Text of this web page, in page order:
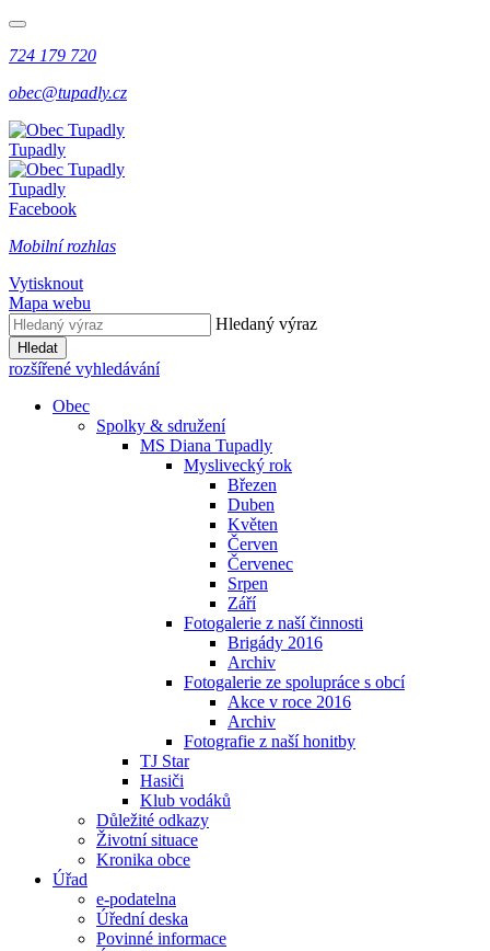
724 179 720
obec@tupadly.cz
Tupadly
Tupadly
Facebook
Mobilní rozhlas
Vytisknout
Mapa webu
Hledaný výraz
Hledat
rozšířené vyhledávání
Obec
Spolky & sdružení
MS Diana Tupadly
Myslivecký rok
Březen
Duben
Květen
Červen
Červenec
Srpen
Září
Fotogalerie z naší činnosti
Brigády 2016
Archiv
Fotogalerie ze spolupráce s obcí
Akce v roce 2016
Archiv
Fotografie z naší honitby
TJ Star
Hasiči
Klub vodáků
Důležité odkazy
Životní situace
Kronika obce
Úřad
e-podatelna
Úřední deska
Povinné informace